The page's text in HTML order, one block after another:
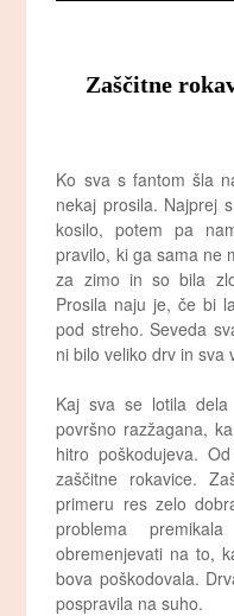
Zaščitne
Ko sva s fantom šla
nekaj prosila. Najprej
kosilo, potem pa
pravilo, ki ga sama ne
za zimo in so bila
Prosila naju je, če bi
pod streho. Seveda
ni bilo veliko drv in sva
Kaj sva se lotila
površno razžagana,
hitro poškodujeva.
zaščitne rokavice.
primeru res zelo
problema
obremenjevati na to,
bova poškodovala.
pospravila na suho.